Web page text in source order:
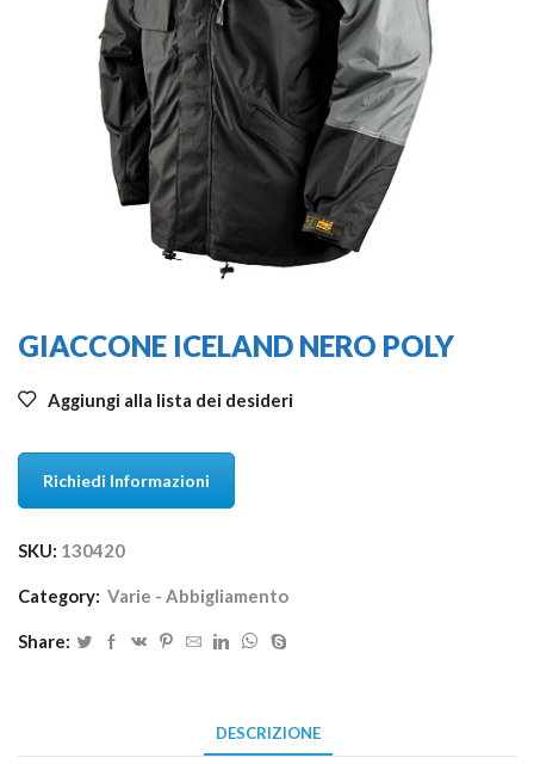
GIACCONE ICELAND NERO POLY
Aggiungi alla lista dei desideri
Richiedi Informazioni
SKU: 130420
Category: Varie - Abbigliamento
Share:
DESCRIZIONE